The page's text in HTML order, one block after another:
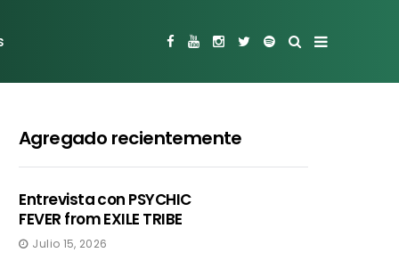
Agregado recientemente
Entrevista con PSYCHIC
FEVER from EXILE TRIBE
Julio 15, 2026